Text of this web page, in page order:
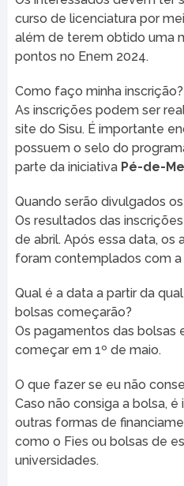
curso de licenciatura por
além de terem obtido uma
pontos no Enem 2024.
Como faço minha inscrição?
As inscrições podem ser
site do Sisu. É importante
possuem o selo do
parte da iniciativa Pé-de-
Quando serão divulgados
Os resultados das
de abril. Após essa data, os
foram contemplados com a
Qual é a data a partir da
bolsas começarão?
Os pagamentos das bolsas
começar em 1º de maio.
O que fazer se eu não
Caso não consiga a bolsa,
outras formas de
como o Fies ou bolsas de
universidades.